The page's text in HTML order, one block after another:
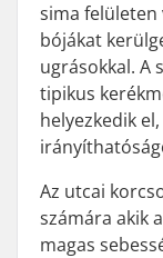
sima felületen
bójákat
ugrásokkal. A
tipikus
helyezkedik
Az utcai
számára akik
magas